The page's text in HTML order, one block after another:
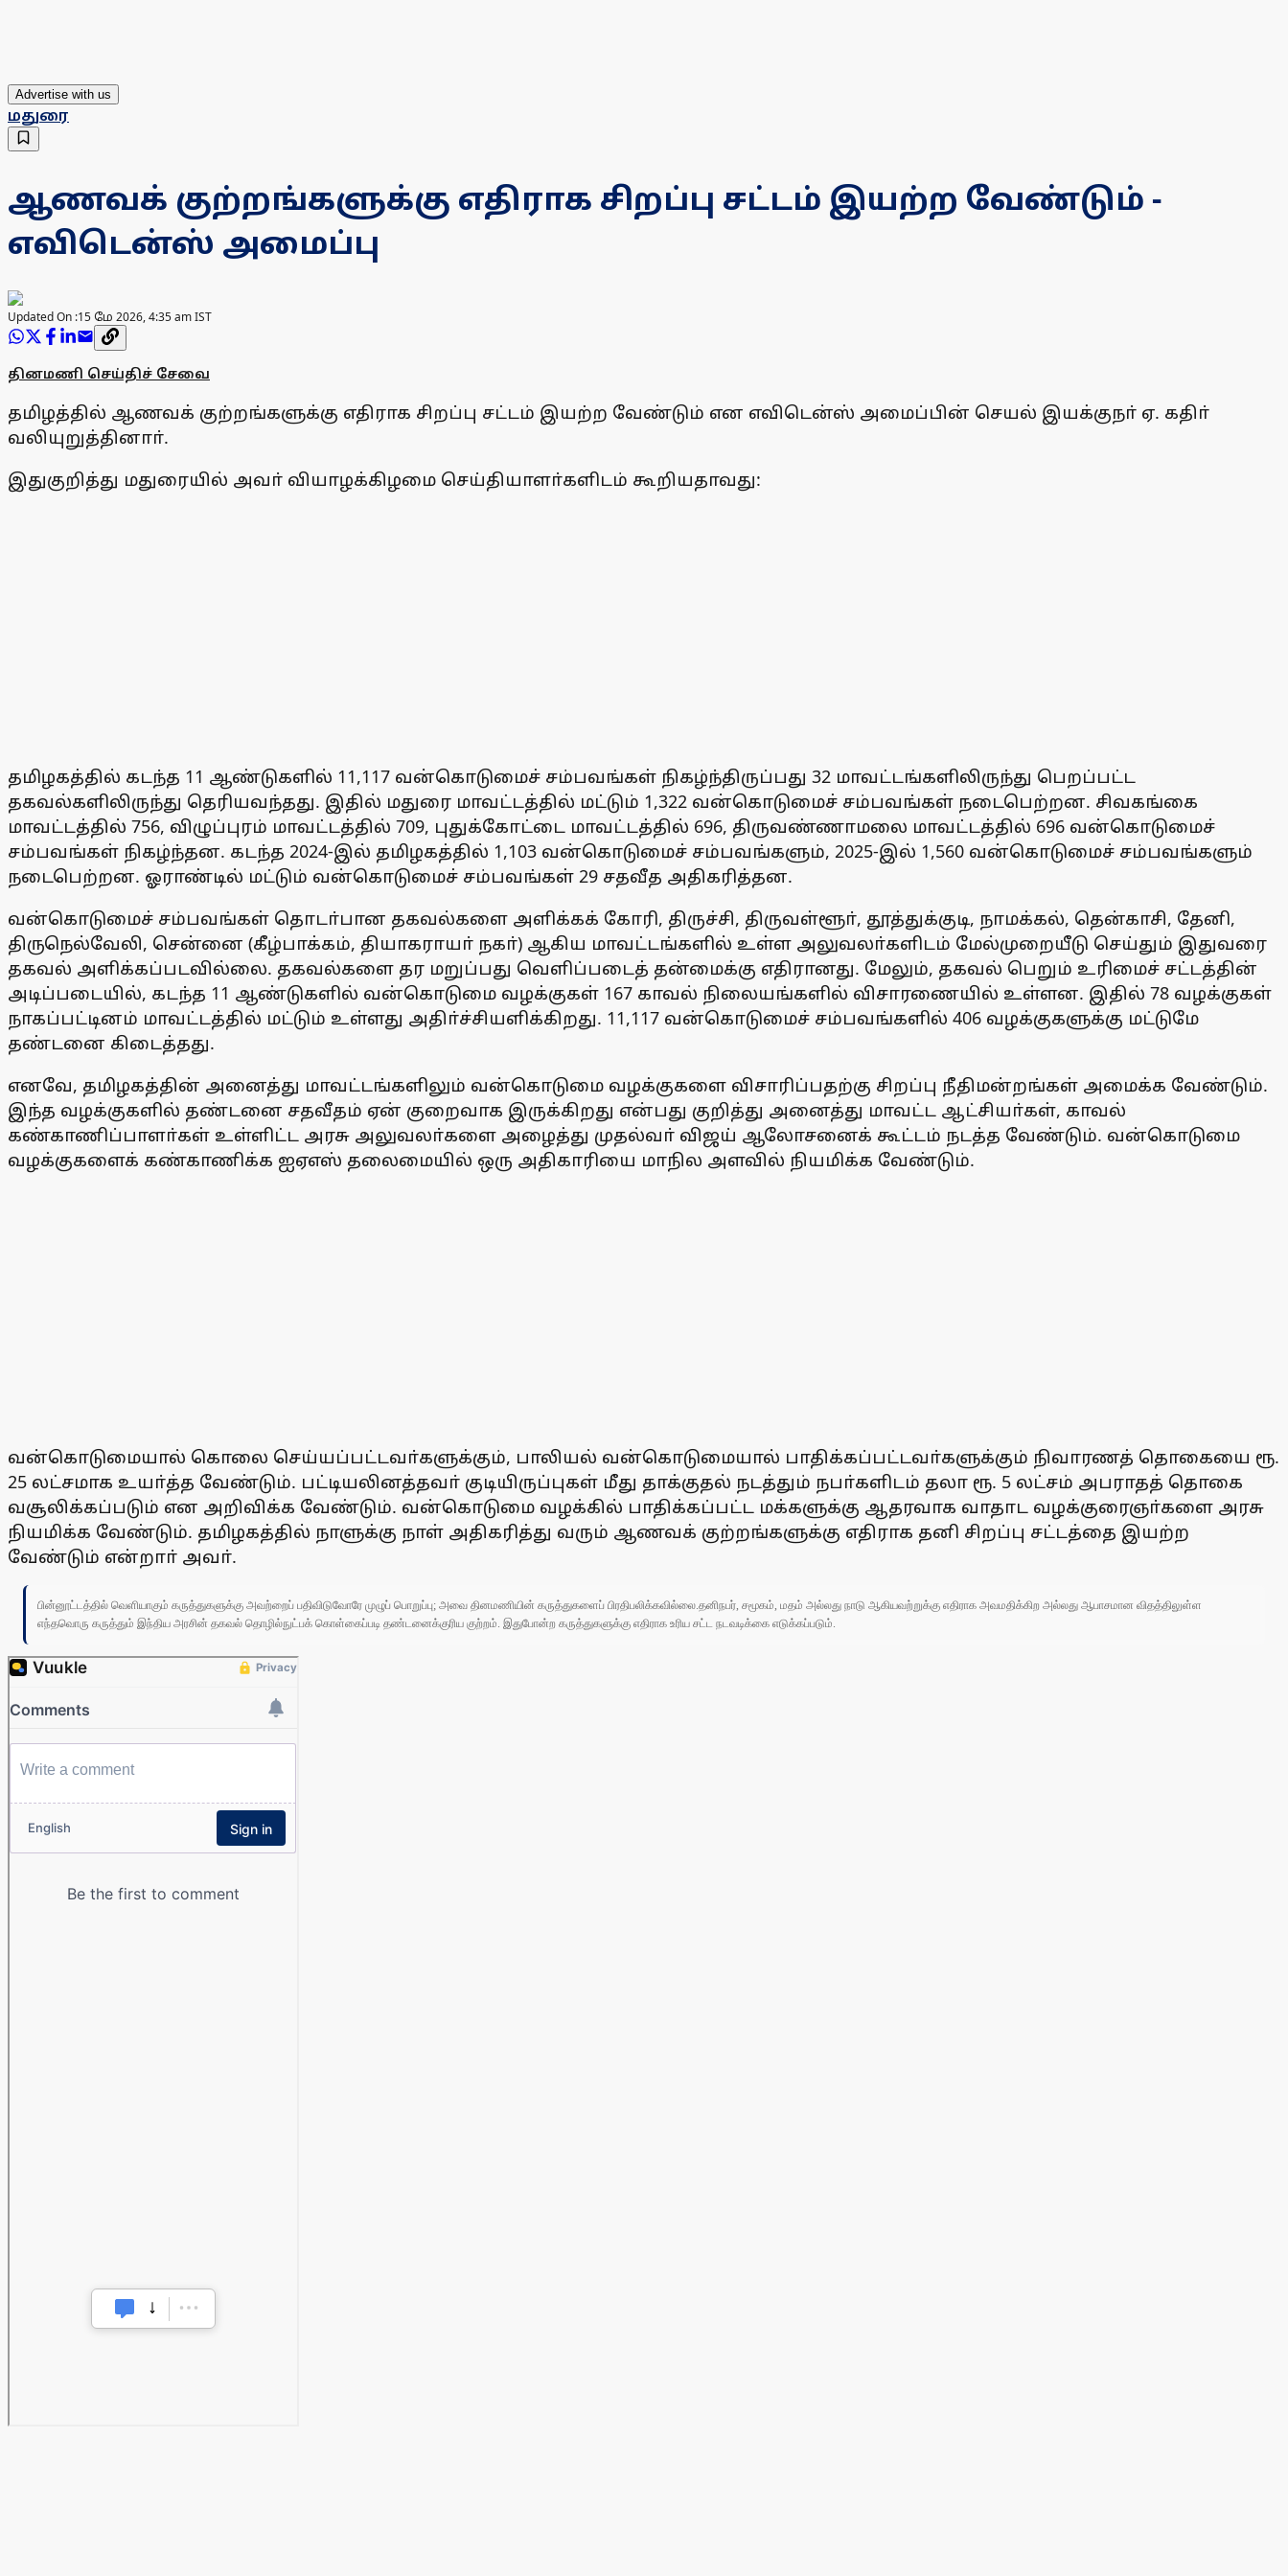
Advertise with us
மதுரை
ஆணவக் குற்றங்களுக்கு எதிராக சிறப்பு சட்டம் இயற்ற வேண்டும் -
எவிடென்ஸ் அமைப்பு
Updated On :15 மே 2026, 4:35 am IST
தினமணி செய்திச் சேவை
தமிழத்தில் ஆணவக் குற்றங்களுக்கு எதிராக சிறப்பு சட்டம் இயற்ற வேண்டும் என எவிடென்ஸ் அமைப்பின் செயல் இயக்குநா் ஏ. கதிா்
வலியுறுத்தினாா்.
இதுகுறித்து மதுரையில் அவா் வியாழக்கிழமை செய்தியாளா்களிடம் கூறியதாவது:
தமிழகத்தில் கடந்த 11 ஆண்டுகளில் 11,117 வன்கொடுமைச் சம்பவங்கள் நிகழ்ந்திருப்பது 32 மாவட்டங்களிலிருந்து பெறப்பட்ட
தகவல்களிலிருந்து தெரியவந்தது. இதில் மதுரை மாவட்டத்தில் மட்டும் 1,322 வன்கொடுமைச் சம்பவங்கள் நடைபெற்றன. சிவகங்கை
மாவட்டத்தில் 756, விழுப்புரம் மாவட்டத்தில் 709, புதுக்கோட்டை மாவட்டத்தில் 696, திருவண்ணாமலை மாவட்டத்தில் 696 வன்கொடுமைச்
சம்பவங்கள் நிகழ்ந்தன. கடந்த 2024-இல் தமிழகத்தில் 1,103 வன்கொடுமைச் சம்பவங்களும், 2025-இல் 1,560 வன்கொடுமைச் சம்பவங்களும்
நடைபெற்றன. ஓராண்டில் மட்டும் வன்கொடுமைச் சம்பவங்கள் 29 சதவீத அதிகரித்தன.
வன்கொடுமைச் சம்பவங்கள் தொடா்பான தகவல்களை அளிக்கக் கோரி, திருச்சி, திருவள்ளூா், தூத்துக்குடி, நாமக்கல், தென்காசி, தேனி,
திருநெல்வேலி, சென்னை (கீழ்பாக்கம், தியாகராயா் நகா்) ஆகிய மாவட்டங்களில் உள்ள அலுவலா்களிடம் மேல்முறையீடு செய்தும் இதுவரை
தகவல் அளிக்கப்படவில்லை. தகவல்களை தர மறுப்பது வெளிப்படைத் தன்மைக்கு எதிரானது. மேலும், தகவல் பெறும் உரிமைச் சட்டத்தின்
அடிப்படையில், கடந்த 11 ஆண்டுகளில் வன்கொடுமை வழக்குகள் 167 காவல் நிலையங்களில் விசாரணையில் உள்ளன. இதில் 78 வழக்குகள்
நாகப்பட்டினம் மாவட்டத்தில் மட்டும் உள்ளது அதிா்ச்சியளிக்கிறது. 11,117 வன்கொடுமைச் சம்பவங்களில் 406 வழக்குகளுக்கு மட்டுமே
தண்டனை கிடைத்தது.
எனவே, தமிழகத்தின் அனைத்து மாவட்டங்களிலும் வன்கொடுமை வழக்குகளை விசாரிப்பதற்கு சிறப்பு நீதிமன்றங்கள் அமைக்க வேண்டும்.
இந்த வழக்குகளில் தண்டனை சதவீதம் ஏன் குறைவாக இருக்கிறது என்பது குறித்து அனைத்து மாவட்ட ஆட்சியா்கள், காவல்
கண்காணிப்பாளா்கள் உள்ளிட்ட அரசு அலுவலா்களை அழைத்து முதல்வா் விஜய் ஆலோசனைக் கூட்டம் நடத்த வேண்டும். வன்கொடுமை
வழக்குகளைக் கண்காணிக்க ஐஏஎஸ் தலைமையில் ஒரு அதிகாரியை மாநில அளவில் நியமிக்க வேண்டும்.
வன்கொடுமையால் கொலை செய்யப்பட்டவா்களுக்கும், பாலியல் வன்கொடுமையால் பாதிக்கப்பட்டவா்களுக்கும் நிவாரணத் தொகையை ரூ.
25 லட்சமாக உயா்த்த வேண்டும். பட்டியலினத்தவா் குடியிருப்புகள் மீது தாக்குதல் நடத்தும் நபா்களிடம் தலா ரூ. 5 லட்சம் அபராதத் தொகை
வசூலிக்கப்படும் என அறிவிக்க வேண்டும். வன்கொடுமை வழக்கில் பாதிக்கப்பட்ட மக்களுக்கு ஆதரவாக வாதாட வழக்குரைஞா்களை அரசு
நியமிக்க வேண்டும். தமிழகத்தில் நாளுக்கு நாள் அதிகரித்து வரும் ஆணவக் குற்றங்களுக்கு எதிராக தனி சிறப்பு சட்டத்தை இயற்ற
வேண்டும் என்றாா் அவா்.
பின்னூட்டத்தில் வெளியாகும் கருத்துகளுக்கு அவற்றைப் பதிவிடுவோரே முழுப் பொறுப்பு; அவை தினமணியின் கருத்துகளைப் பிரதிபலிக்கவில்லை.தனிநபர், சமூகம், மதம் அல்லது நாடு ஆகியவற்றுக்கு எதிராக அவமதிக்கிற அல்லது ஆபாசமான விதத்திலுள்ள
எந்தவொரு கருத்தும் இந்திய அரசின் தகவல் தொழில்நுட்பக் கொள்கைப்படி தண்டனைக்குரிய குற்றம். இதுபோன்ற கருத்துகளுக்கு எதிராக உரிய சட்ட நடவடிக்கை எடுக்கப்படும்.